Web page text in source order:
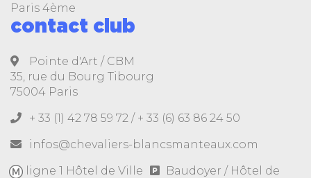
Paris 4ème
contact club
Pointe d'Art / CBM
35, rue du Bourg Tibourg
75004 Paris
+ 33 (1) 42 78 59 72 / + 33 (6) 63 86 24 50
infos@chevaliers-blancsmanteaux.com
ligne 1 Hôtel de Ville
Baudoyer / Hôtel de